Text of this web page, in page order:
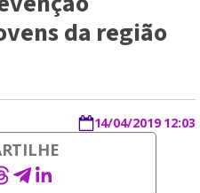
da região
14/04/2019 12:03